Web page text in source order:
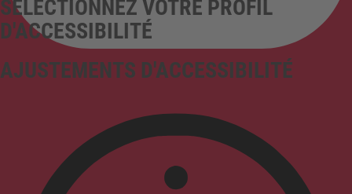
AJUSTEMENTS D'ACCESSIBILITÉ
SÉLECTIONNEZ VOTRE PROFIL
D'ACCESSIBILITÉ